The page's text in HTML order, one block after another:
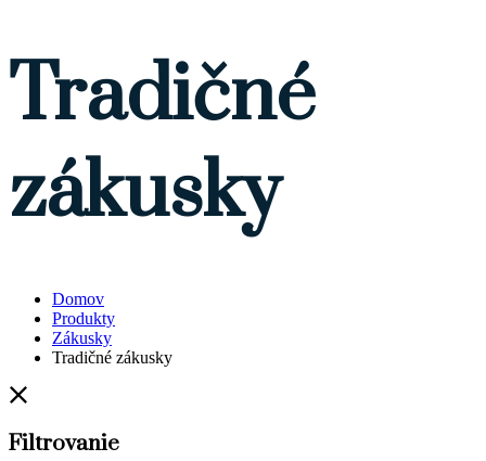
Tradičné
zákusky
Domov
Produkty
Zákusky
Tradičné zákusky
Filtrovanie